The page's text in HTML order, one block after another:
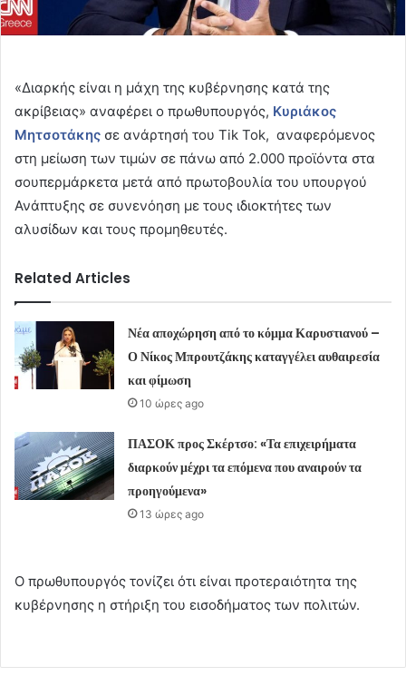
«Διαρκής είναι η μάχη της κυβέρνησης κατά της
ακρίβειας» αναφέρει ο πρωθυπουργός, Κυριάκος
Μητσοτάκης σε ανάρτησή του Tik Tok, αναφερόμενος
στη μείωση των τιμών σε πάνω από 2.000 προϊόντα στα
σουπερμάρκετα μετά από πρωτοβουλία του υπουργού
Ανάπτυξης σε συνενόηση με τους ιδιοκτήτες των
αλυσίδων και τους προμηθευτές.
Related Articles
Νέα αποχώρηση από το κόμμα Καρυστιανού –
Ο Νίκος Μπρουτζάκης καταγγέλει αυθαιρεσία
και φίμωση
10 ώρες ago
ΠΑΣΟΚ προς Σκέρτσο: «Τα επιχειρήματα
διαρκούν μέχρι τα επόμενα που αναιρούν τα
προηγούμενα»
13 ώρες ago
Ο πρωθυπουργός τονίζει ότι είναι προτεραιότητα της
κυβέρνησης η στήριξη του εισοδήματος των πολιτών.